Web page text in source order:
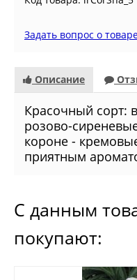
Задать вопрос о
Описание
Красочный сорт:
розово-
короне -
приятным
С данным
покупают: